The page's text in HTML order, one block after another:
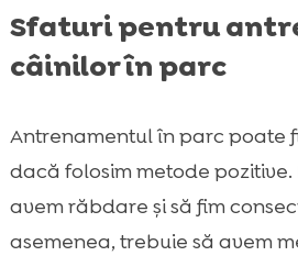
Sfaturi pentru
câinilor în parc
Antrenamentul în parc poate
dacă folosim metode pozitive.
avem răbdare și să fim
asemenea, trebuie să avem